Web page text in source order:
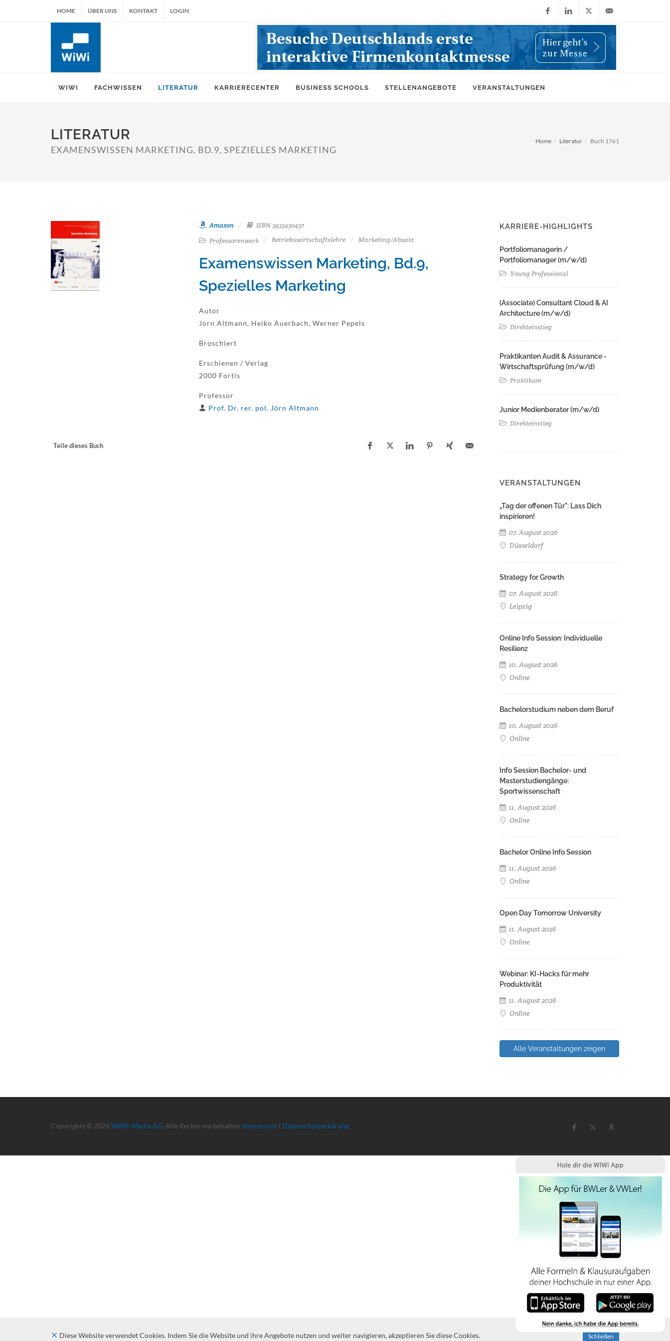
HOME ÜBER UNS KONTAKT LOGIN
FacebookLinkedIn
X
(Twitter)
info@wiwi-
WIWI FACHWISSEN LITERATUR KARRIERECENTER BUSINESS SCHOOLS STELLENANGEBOTE VERANSTALTUNGEN
LITERATUR
EXAMENSWISSEN MARKETING, BD.9, SPEZIELLES MARKETING
Home Literatur Buch 1761
Amazon
ISBN 3933430437
Professorenwerk
Betriebswirtschaftslehre Marketing/Absatz
Examenswissen Marketing, Bd.9,
Spezielles Marketing
Autor
Jörn Altmann, Heiko Auerbach, Werner Pepels
Broschiert
Erschienen / Verlag
2000 Fortis
Professor
Prof. Dr. rer. pol. Jörn Altmann
Teile dieses Buch
KARRIERE-HIGHLIGHTS
Portfoliomanagerin /
Portfoliomanager (m/w/d)
Young Professional
(Associate) Consultant Cloud & AI
Architecture (m/w/d)​ ​
Direkteinstieg
Praktikanten Audit & Assurance -
Wirtschaftsprüfung (m/w/d)
Praktikum
Junior Medienberater (m/w/d)
Direkteinstieg
VERANSTALTUNGEN
„Tag der offenen Tür": Lass Dich
inspirieren!
07. August 2026
Düsseldorf
Strategy for Growth
07. August 2026
Leipzig
Online Info Session: Individuelle
Resilienz
10. August 2026
Online
Bachelorstudium neben dem Beruf
10. August 2026
Online
Info Session Bachelor- und
Masterstudiengänge:
Sportwissenschaft
11. August 2026
Online
Bachelor Online Info Session
11. August 2026
Online
Open Day Tomorrow University
11. August 2026
Online
Webinar: KI-Hacks für mehr
Produktivität
11. August 2026
Online
Alle Veranstaltungen zeigen
Copyrights © 2026 WiWi-Media AG. Alle Rechte vorbehalten. Impressum | Datenschutzerkärung
Diese Website verwendet Cookies. Indem Sie die Website und ihre Angebote nutzen und weiter navigieren, akzeptieren Sie diese Cookies. Schließen